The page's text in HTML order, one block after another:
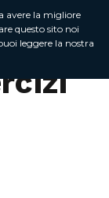
avere la migliore
questo sito noi
leggere la nostra